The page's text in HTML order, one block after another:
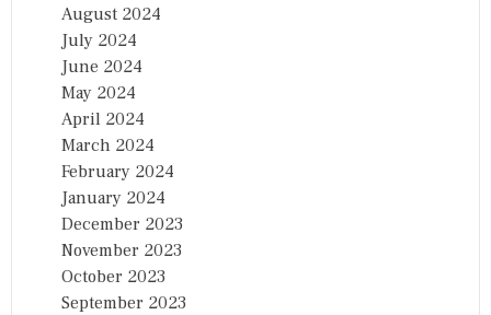
August 2024
July 2024
June 2024
May 2024
April 2024
March 2024
February 2024
January 2024
December 2023
November 2023
October 2023
September 2023